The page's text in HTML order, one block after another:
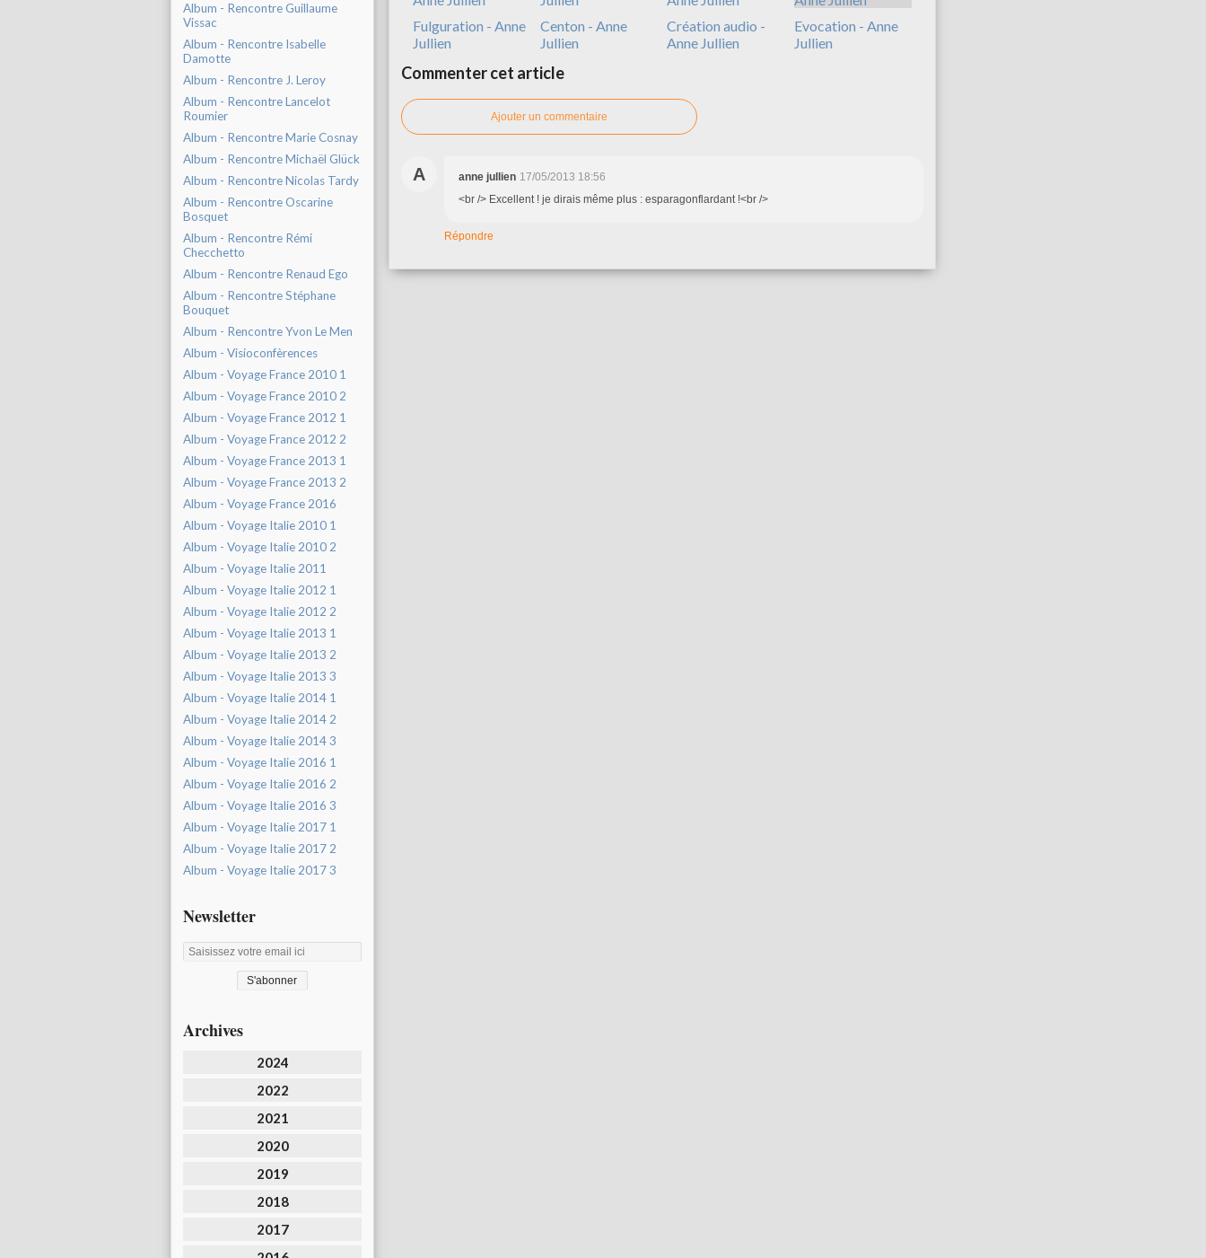
Album - Rencontre Guillaume
Vissac
Album - Rencontre Isabelle
Damotte
Album - Rencontre J. Leroy
Album - Rencontre Lancelot
Roumier
Album - Rencontre Marie Cosnay
Album - Rencontre Michaël Glück
Album - Rencontre Nicolas Tardy
Album - Rencontre Oscarine
Bosquet
Album - Rencontre Rémi
Checchetto
Album - Rencontre Renaud Ego
Album - Rencontre Stéphane
Bouquet
Album - Rencontre Yvon Le Men
Album - Visioconfèrences
Album - Voyage France 2010 1
Album - Voyage France 2010 2
Album - Voyage France 2012 1
Album - Voyage France 2012 2
Album - Voyage France 2013 1
Album - Voyage France 2013 2
Album - Voyage France 2016
Album - Voyage Italie 2010 1
Album - Voyage Italie 2010 2
Album - Voyage Italie 2011
Album - Voyage Italie 2012 1
Album - Voyage Italie 2012 2
Album - Voyage Italie 2013 1
Album - Voyage Italie 2013 2
Album - Voyage Italie 2013 3
Album - Voyage Italie 2014 1
Album - Voyage Italie 2014 2
Album - Voyage Italie 2014 3
Album - Voyage Italie 2016 1
Album - Voyage Italie 2016 2
Album - Voyage Italie 2016 3
Album - Voyage Italie 2017 1
Album - Voyage Italie 2017 2
Album - Voyage Italie 2017 3
Newsletter
Archives
2024
2022
2021
2020
2019
2018
2017
Fulguration - Anne
Jullien
Centon - Anne
Jullien
Création audio -
Anne Jullien
Evocation - Anne
Jullien
Commenter cet article
Ajouter un commentaire
A anne jullien 17/05/2013 18:56
<br /> Excellent ! je dirais même plus : esparagonflardant !<br />
Répondre